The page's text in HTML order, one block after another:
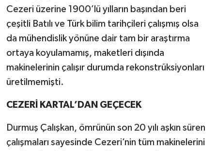
Cezeri üzerine 1900’lü yılların başından beri
çeşitli Batılı ve Türk bilim tarihçileri çalışmış olsa
da mühendislik yönüne dair tam bir araştırma
ortaya koyulamamış, maketleri dışında
makinelerinin çalışır durumda rekonstrüksiyonları
üretilmemişti.
CEZERİ KARTAL’DAN GEÇECEK
Durmuş Çalışkan, ömrünün son 20 yılı aşkın süren
çalışmaları sayesinde Cezeri’nin tüm makinelerini